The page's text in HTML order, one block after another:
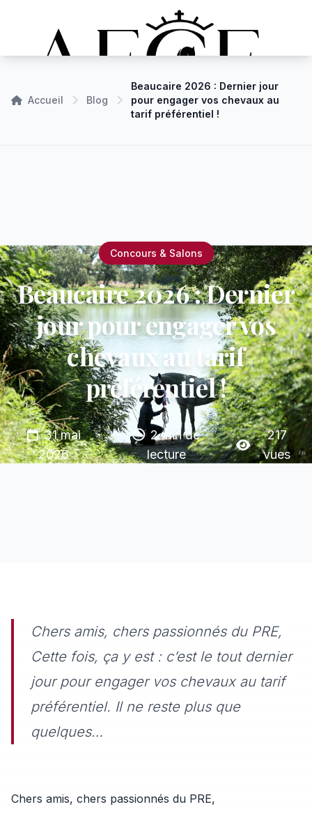
Accueil Blog
Beaucaire 2026 : Dernier jour
pour engager vos chevaux au
tarif préférentiel !
Concours & Salons
Beaucaire 2026 : Dernier
jour pour engager vos
chevaux au tarif
préférentiel !
31 mai
2026
2 min de
lecture
217
vues
Chers amis, chers passionnés du PRE,
Cette fois, ça y est : c’est le tout dernier
jour pour engager vos chevaux au tarif
préférentiel. Il ne reste plus que
quelques…
Chers amis, chers passionnés du PRE,